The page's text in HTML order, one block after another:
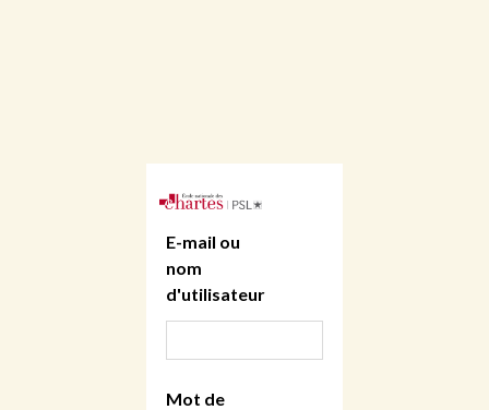
E-mail ou
nom
d'utilisateur
Mot de